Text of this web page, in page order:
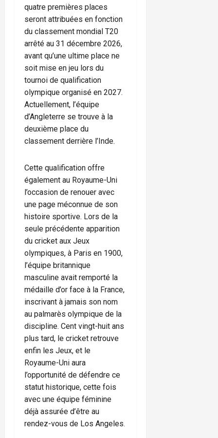
quatre premières places
seront attribuées en fonction
du classement mondial T20
arrêté au 31 décembre 2026,
avant qu’une ultime place ne
soit mise en jeu lors du
tournoi de qualification
olympique organisé en 2027.
Actuellement, l’équipe
d’Angleterre se trouve à la
deuxième place du
classement derrière l’Inde.
Cette qualification offre
également au Royaume-Uni
l’occasion de renouer avec
une page méconnue de son
histoire sportive. Lors de la
seule précédente apparition
du cricket aux Jeux
olympiques, à Paris en 1900,
l’équipe britannique
masculine avait remporté la
médaille d’or face à la France,
inscrivant à jamais son nom
au palmarès olympique de la
discipline. Cent vingt-huit ans
plus tard, le cricket retrouve
enfin les Jeux, et le
Royaume-Uni aura
l’opportunité de défendre ce
statut historique, cette fois
avec une équipe féminine
déjà assurée d’être au
rendez-vous de Los Angeles.